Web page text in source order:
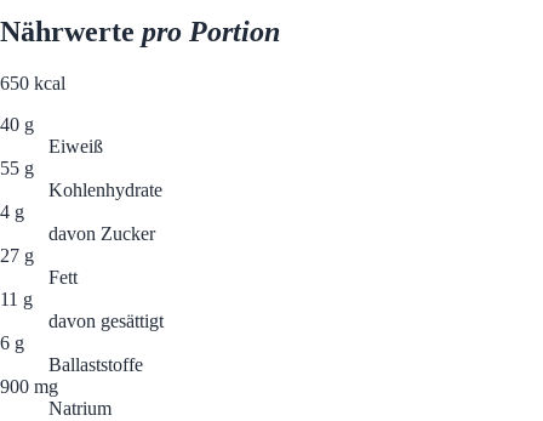
Nährwerte pro Portion
650 kcal
40 g
Eiweiß
55 g
Kohlenhydrate
4 g
davon Zucker
27 g
Fett
11 g
davon gesättigt
6 g
Ballaststoffe
900 mg
Natrium